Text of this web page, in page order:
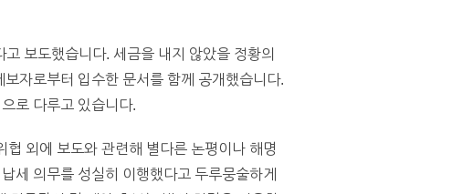
보도했습니다. 세금을 내지 않았을 정황의
자로부터 입수한 문서를 함께 공개했습니다.
로 다루고 있습니다.
외에 보도와 관련해 별다른 논평이나 해명
세 의무를 성실히 이행했다고 두루뭉술하게